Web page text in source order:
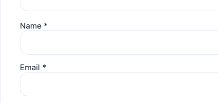
Name *
Email *